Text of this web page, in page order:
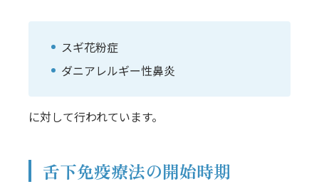
スギ花粉症
ダニアレルギー性鼻炎
に対して行われています。
舌下免疫療法の開始時期